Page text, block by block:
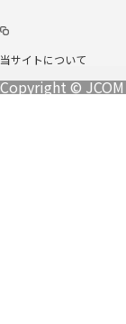
当サイトについて
Copyright ©